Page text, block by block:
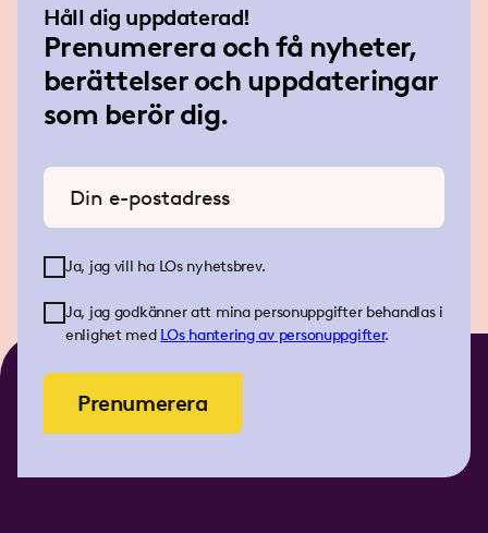
Håll dig uppdaterad!
Prenumerera och få nyheter,
berättelser och uppdateringar
som berör dig.
Ange din e-postadress
Ja, jag vill ha LOs nyhetsbrev.
Ja, jag godkänner att mina personuppgifter behandlas i
enlighet med LOs hantering av personuppgifter.
Prenumerera